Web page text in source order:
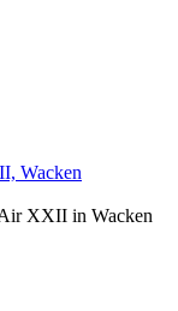
Wacken
XXII in Wacken